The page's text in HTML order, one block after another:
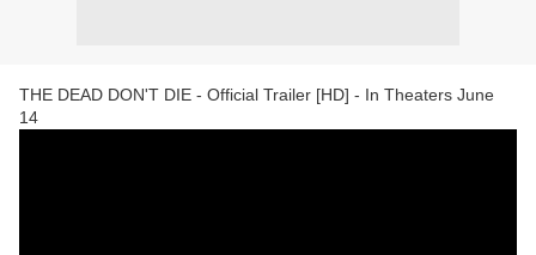
THE DEAD DON'T DIE - Official Trailer [HD] - In Theaters June
14